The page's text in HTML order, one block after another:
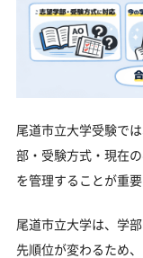
尾道市立大学受験で
部・受験方式・現在
を管理することが重要
尾道市立大学は、学
先順位が変わるため